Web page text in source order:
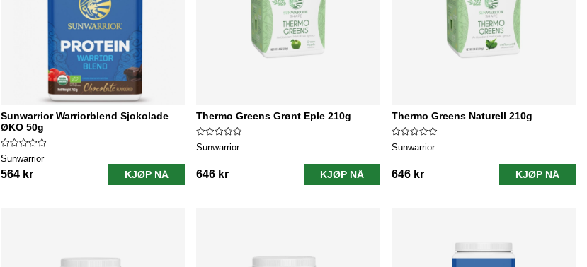
Sunwarrior Warriorblend Sjokolade
ØKO 50g
Sunwarrior
564 kr KJØP NÅ
Thermo Greens Grønt Eple 210g
Sunwarrior
646 kr KJØP NÅ
Thermo Greens Naturell 210g
Sunwarrior
646 kr KJØP NÅ